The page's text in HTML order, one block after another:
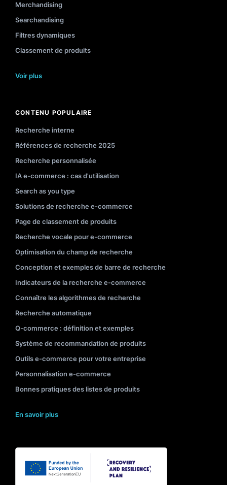
Merchandising
Searchandising
Filtres dynamiques
Classement de produits
Voir plus
CONTENU POPULAIRE
Recherche interne
Références de recherche 2025
Recherche personnalisée
IA e-commerce : cas d'utilisation
Search as you type
Solutions de recherche e-commerce
Page de classement de produits
Recherche vocale pour e-commerce
Optimisation du champ de recherche
Conception et exemples de barre de recherche
Indicateurs de la recherche e-commerce
Connaître les algorithmes de recherche
Recherche automatique
Q-commerce : définition et exemples
Système de recommandation de produits
Outils e-commerce pour votre entreprise
Personnalisation e-commerce
Bonnes pratiques des listes de produits
En savoir plus